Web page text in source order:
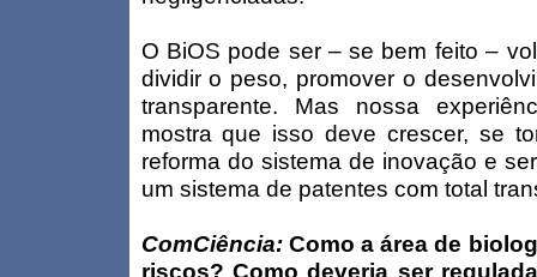
O BiOS pode ser – se bem feito –
dividir o peso, promover o
transparente. Mas nossa
mostra que isso deve crescer, se
reforma do sistema de inovação e
um sistema de patentes com total
ComCiência:Como a área de
riscos? Como deveria ser